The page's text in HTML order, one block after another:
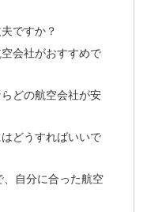
ですか？
会社がおすすめで
どの航空会社が安
どうすればいいで
、自分に合った航空